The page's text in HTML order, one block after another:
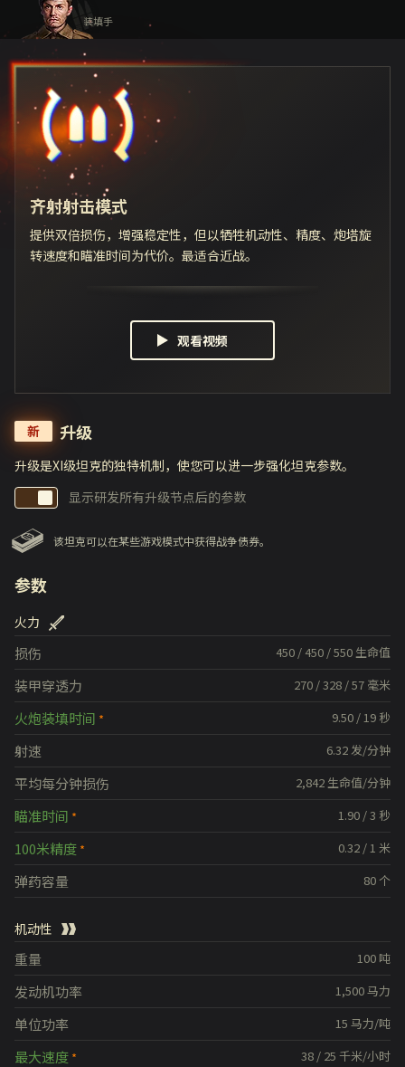
装填手
齐射射击模式
提供双倍损伤，增强稳定性，但以牺牲机动性、精度、炮塔旋
转速度和瞄准时间为代价。最适合近战。
观看视频
新 升级
升级是XI级坦克的独特机制，使您可以进一步强化坦克参数。
显示研发所有升级节点后的参数
该坦克可以在某些游戏模式中获得战争债券。
参数
火力
450 / 450 /550 生命值
损伤
270 /328 /57 毫米
装甲穿透力
9.50 / 19 秒
火炮装填时间
6.32 发/分钟
射速
2,842 生命值/分钟
平均每分钟损伤
1.90 /3 秒
瞄准时间
0.32 / 1 米
100米精度
80个
弹药容量
机动性
100 吨
重量
1,500马力
发动机功率
15 马力/吨
单位功率
38 / 25 千米/小时
最大速度